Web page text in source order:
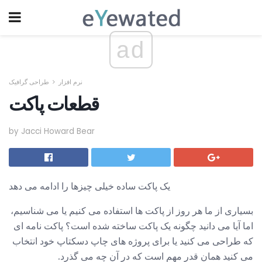
ad
نرم افزار طراحی گرافیک
قطعات پاکت
by Jacci Howard Bear
یک پاکت ساده خیلی چیزها را ادامه می دهد
بسیاری از ما هر روز از پاکت ها استفاده می کنیم یا می شناسیم،
اما آیا می دانید چگونه یک پاکت ساخته شده است؟ پاکت نامه ای
که طراحی می کنید یا برای پروژه های چاپ دسکتاپ خود انتخاب
می کنید همان قدر مهم است که در آن چه می گذرد.